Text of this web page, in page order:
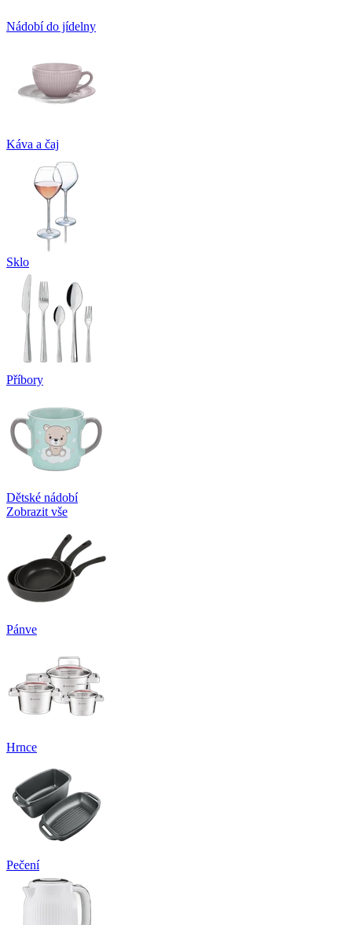
Nádobí do jídelny
Káva a čaj
Sklo
Příbory
Dětské nádobí
Zobrazit vše
Pánve
Hrnce
Pečení